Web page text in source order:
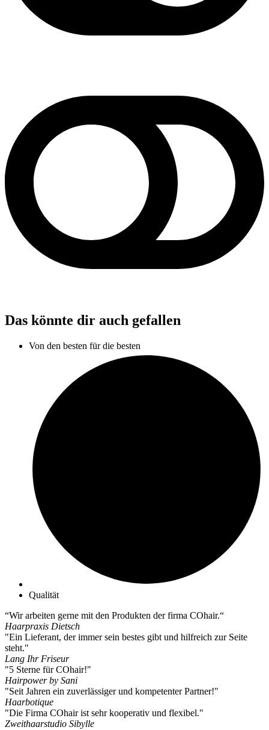
Das könnte dir auch gefallen
Von den besten für die besten
Qualität
“Wir arbeiten gerne mit den Produkten der firma COhair.“
Haarpraxis Dietsch
"Ein Lieferant, der immer sein bestes gibt und hilfreich zur Seite
steht."
Lang Ihr Friseur
"5 Sterne für COhair!"
Hairpower by Sani
"Seit Jahren ein zuverlässiger und kompetenter Partner!"
Haarbotique
"Die Firma COhair ist sehr kooperativ und flexibel."
Zweithaarstudio Sibylle